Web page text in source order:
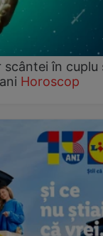
scântei în cuplu
Horoscop